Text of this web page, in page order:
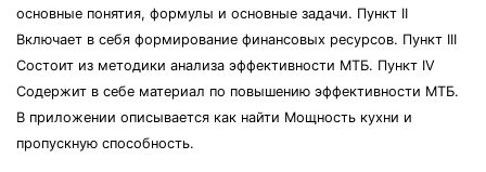
основные понятия, формулы и основные задачи. Пункт II
Включает в себя формирование финансовых ресурсов. Пункт III
Состоит из методики анализа эффективности МТБ. Пункт IV
Содержит в себе материал по повышению эффективности МТБ.
В приложении описывается как найти Мощность кухни и
пропускную способность.